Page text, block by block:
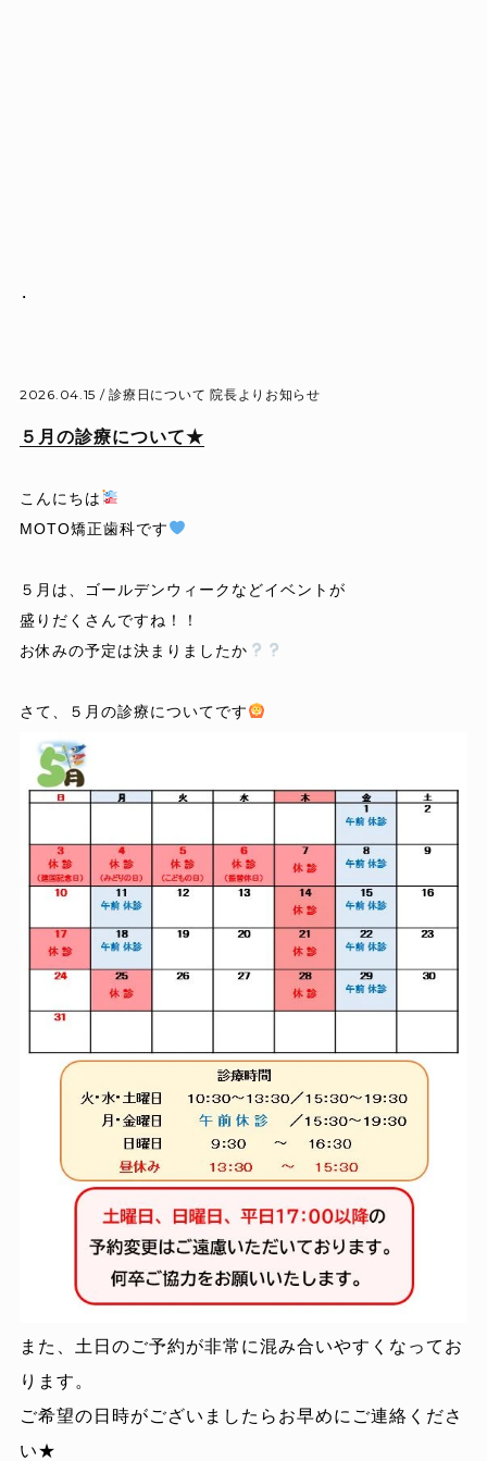
.
2026.04.15 /診療日について 院長よりお知らせ
５月の診療について★
こんにちは
MOTO矯正歯科です
５月は、ゴールデンウィークなどイベントが
盛りだくさんですね！！
お休みの予定は決まりましたか
さて、５月の診療についてです
また、土日のご予約が非常に混み合いやすくなってお
ります。
ご希望の日時がございましたらお早めにご連絡くださ
い★